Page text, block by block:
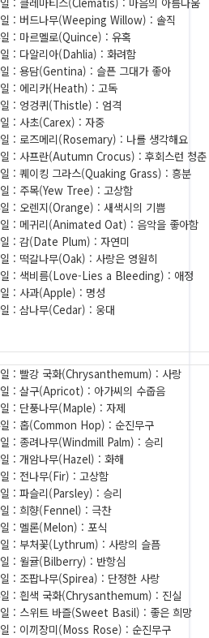
: 버드나무(Weeping Willow) : 솔직
: 마르멜로(Quince) : 유혹
: 다알리아(Dahlia) : 화려함
: 용담(Gentina) : 슬픈 그대가 좋아
: 에리카(Heath) : 고독
: 엉겅퀴(Thistle) : 엄격
: 사초(Carex) : 자중
: 로즈메리(Rosemary) : 나를 생각해요
: 사프란(Autumn Crocus) : 후회스런 청춘
: 퀘이킹 그라스(Quaking Grass) : 흥분
: 주목(Yew Tree) : 고상함
: 오렌지(Orange) : 새색시의 기쁨
: 메귀리(Animated Oat) : 음악을 좋아함
: 감(Date Plum) : 자연미
: 떡갈나무(Oak) : 사랑은 영원히
: 색비름(Love-Lies a Bleeding) : 애정
: 사과(Apple) : 명성
: 삼나무(Cedar) : 웅대
: 빨강 국화(Chrysanthemum) : 사랑
: 살구(Apricot) : 아가씨의 수줍음
: 단풍나무(Maple) : 자제
: 홉(Common Hop) : 순진무구
: 종려나무(Windmill Palm) : 승리
: 개암나무(Hazel) : 화해
: 전나무(Fir) : 고상함
: 파슬리(Parsley) : 승리
: 희향(Fennel) : 극찬
: 멜론(Melon) : 포식
: 부처꽃(Lythrum) : 사랑의 슬픔
: 월귤(Bilberry) : 반항심
: 조팝나무(Spirea) : 단정한 사랑
: 흰색 국화(Chrysanthemum) : 진실
: 스위트 바즐(Sweet Basil) : 좋은 희망
: 이끼장미(Moss Rose) : 순진무구